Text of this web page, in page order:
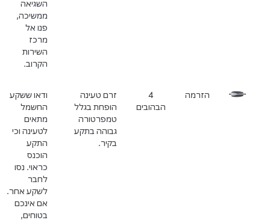
השגיאה
ממשיכה,
פנו אל
השירות
הקרוב.
הזרמה
הבהובים
זרם טעינה
הופחת בגלל
טמפרטורה
גבוהה בתקע
ודאו ששקע
החשמל
מתאים
לטעינה וכי
התקע
הוכנס
כראוי. נסו
לחבר
לשקע אחר.
אם אינכם
בטוחים,